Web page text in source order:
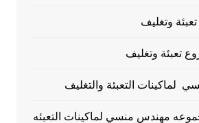
وتغليف
تعبئة وتغليف
لماكينات التعبئة والتغليف
مهندس منسي لماكينات التعبئه